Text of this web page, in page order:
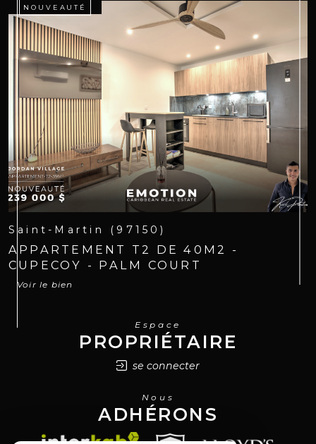
NOUVEAUTÉ
Saint-Martin (97150)
APPARTEMENT T2 DE 40M2 -
CUPECOY - PALM COURT
Voir le bien
Espace
PROPRIÉTAIRE
se connecter
Nous
ADHÉRONS